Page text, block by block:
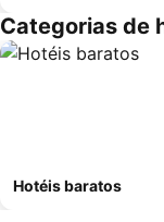
Categorias de
Hotéis baratos